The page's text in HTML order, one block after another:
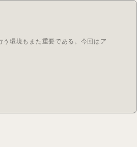
環境もまた重要である。今回はア